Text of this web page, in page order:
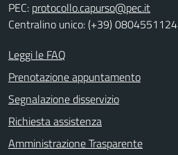
PEC: protocollo.capurso@pec.it
Centralino unico: (+39) 0804551124
Leggi le FAQ
Prenotazione appuntamento
Segnalazione disservizio
Richiesta assistenza
Amministrazione Trasparente